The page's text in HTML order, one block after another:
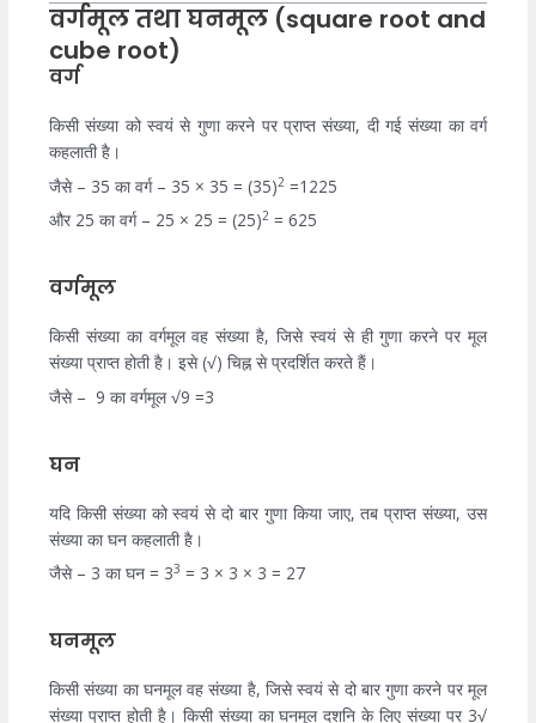
वर्गमूल तथा घनमूल (square root and
cube root)
वर्ग
किसी संख्या को स्वयं से गुणा करने पर प्राप्त संख्या, दी गई संख्या का वर्ग
कहलाती है।
जैसे – 35 का वर्ग – 35 × 35 = (35)2 =1225
और 25 का वर्ग – 25 × 25 = (25)2 = 625
वर्गमूल
किसी संख्या का वर्गमूल वह संख्या है, जिसे स्वयं से ही गुणा करने पर मूल
संख्या प्राप्त होती है। इसे (√) चिह्न से प्रदर्शित करते हैं।
जैसे – 9 का वर्गमूल √9 =3
घन
यदि किसी संख्या को स्वयं से दो बार गुणा किया जाए, तब प्राप्त संख्या, उस
संख्या का घन कहलाती है।
जैसे – 3 का घन = 33 = 3 × 3 × 3 = 27
घनमूल
किसी संख्या का घनमूल वह संख्या है, जिसे स्वयं से दो बार गुणा करने पर मूल
संख्या प्राप्त होती है। किसी संख्या का घनमूल दशनि के लिए संख्या पर 3√